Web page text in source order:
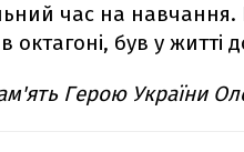
час на
в октагоні, був у
Герою України